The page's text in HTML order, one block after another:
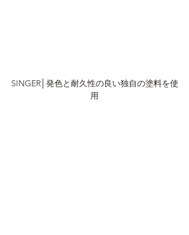
SINGER│発色と耐久性の良い独自の塗料を使
用